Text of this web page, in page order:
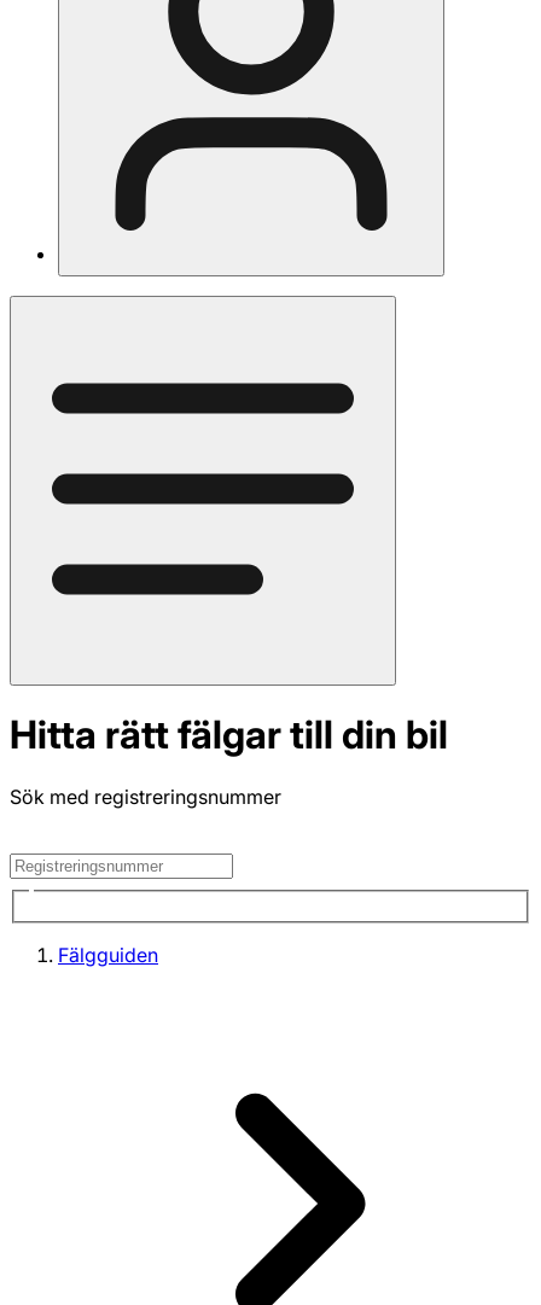
Hitta rätt fälgar till din bil
Sök med registreringsnummer
Fälgguiden